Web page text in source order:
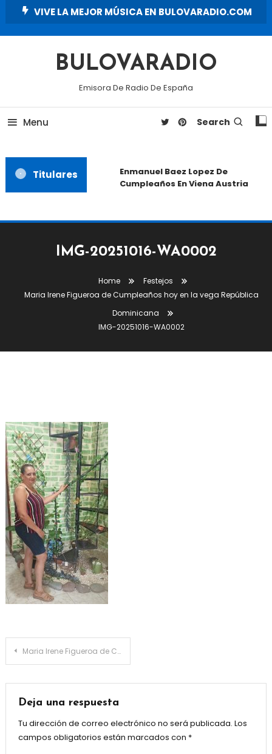
VIVE LA MEJOR MÚSICA EN BULOVARADIO.COM
BULOVARADIO
Emisora De Radio De España
Menu Search
Titulares
Enmanuel Baez Lopez De
Cumpleaños En Viena Austria
IMG-20251016-WA0002
Home
Festejos
Maria Irene Figueroa de Cumpleaños hoy en la vega República
Dominicana
IMG-20251016-WA0002
Navegación
entradas
Maria Irene Figueroa de Cumpleaños hoy en la vega República Dominicana
Deja una respuesta
Tu dirección de correo electrónico no será publicada. Los
campos obligatorios están marcados con *